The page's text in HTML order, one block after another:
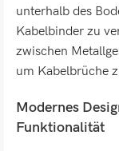
unterhalb des
Kabelbinder zu
zwischen
um Kabelbrüche
Modernes
Funktionalität